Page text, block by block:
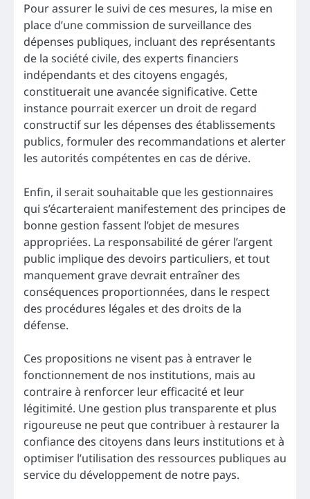
Pour assurer le suivi de ces mesures, la mise en
place d’une commission de surveillance des
dépenses publiques, incluant des représentants
de la société civile, des experts financiers
indépendants et des citoyens engagés,
constituerait une avancée significative. Cette
instance pourrait exercer un droit de regard
constructif sur les dépenses des établissements
publics, formuler des recommandations et alerter
les autorités compétentes en cas de dérive.
Enfin, il serait souhaitable que les gestionnaires
qui s’écarteraient manifestement des principes de
bonne gestion fassent l’objet de mesures
appropriées. La responsabilité de gérer l’argent
public implique des devoirs particuliers, et tout
manquement grave devrait entraîner des
conséquences proportionnées, dans le respect
des procédures légales et des droits de la
défense.
Ces propositions ne visent pas à entraver le
fonctionnement de nos institutions, mais au
contraire à renforcer leur efficacité et leur
légitimité. Une gestion plus transparente et plus
rigoureuse ne peut que contribuer à restaurer la
confiance des citoyens dans leurs institutions et à
optimiser l’utilisation des ressources publiques au
service du développement de notre pays.